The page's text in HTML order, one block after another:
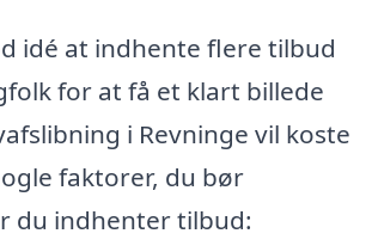
idé at indhente flere tilbud
for at få et klart billede
i Revninge vil koste
faktorer, du bør
du indhenter tilbud: